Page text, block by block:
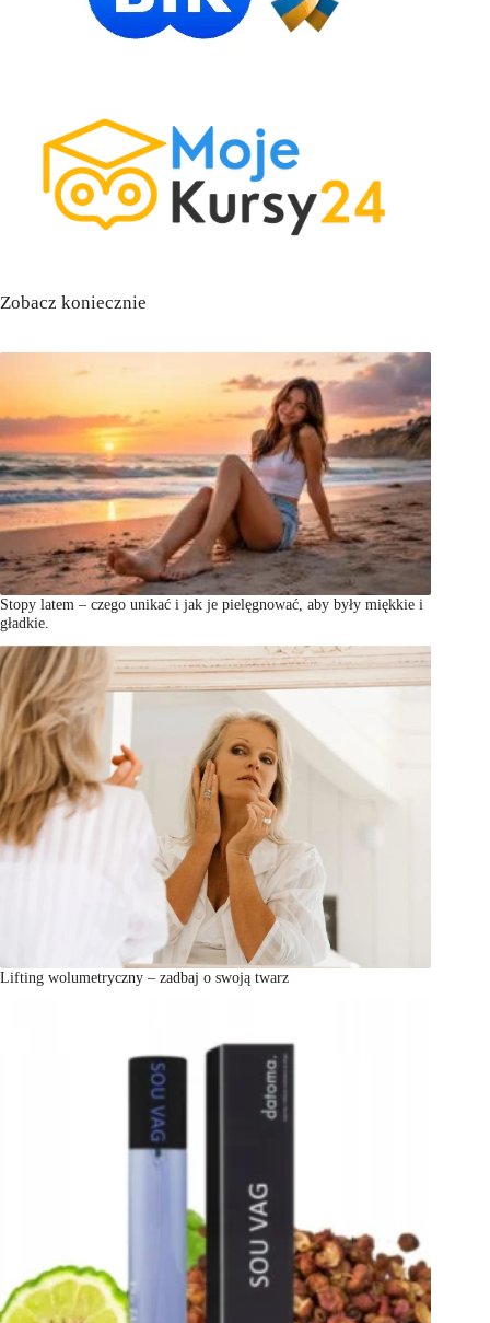
Zobacz koniecznie
Stopy latem – czego unikać i jak je pielęgnować, aby były miękkie i
gładkie.
Lifting wolumetryczny – zadbaj o swoją twarz